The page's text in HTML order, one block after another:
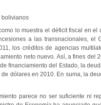
bolivianos
lo muestra el déficit fiscal en
a las transnacionales, el
los créditos de agencias
neto nuevo. Así, a fines del
financiamiento del Estado, la
dólares en 2010. En suma, la
parece no ser suficiente ni